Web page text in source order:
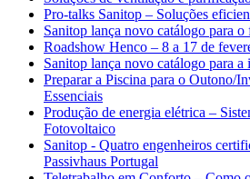
Pro-talks Sanitop – Soluções
Sanitop lança novo catálogo para
Roadshow Henco – 8 a 17 de
Sanitop lança novo catálogo para a
Preparar a Piscina para o Outono/
Essenciais
Produção de energia elétrica –
Fotovoltaico
Sanitop - Quatro engenheiros
Passivhaus Portugal